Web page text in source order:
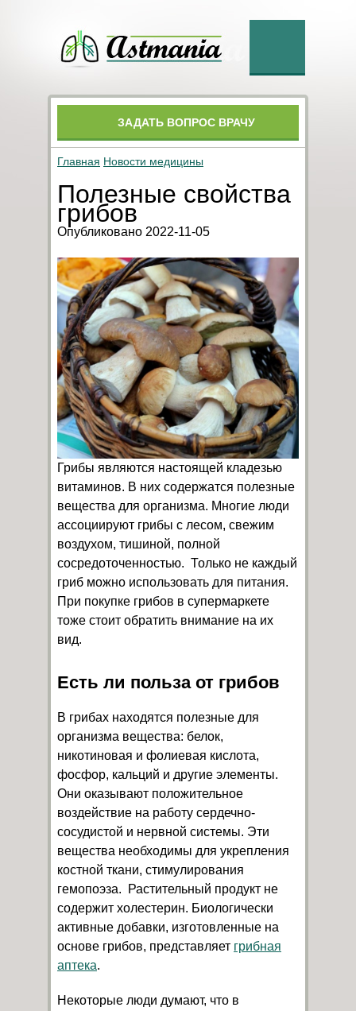
ЗАДАТЬ ВОПРОС ВРАЧУ
Главная Новости медицины
Полезные свойства
грибов
Опубликовано 2022-11-05
Грибы являются настоящей кладезью
витаминов. В них содержатся полезные
вещества для организма. Многие люди
ассоциируют грибы с лесом, свежим
воздухом, тишиной, полной
сосредоточенностью. Только не каждый
гриб можно использовать для питания.
При покупке грибов в супермаркете
тоже стоит обратить внимание на их
вид.
Есть ли польза от грибов
В грибах находятся полезные для
организма вещества: белок,
никотиновая и фолиевая кислота,
фосфор, кальций и другие элементы.
Они оказывают положительное
воздействие на работу сердечно-
сосудистой и нервной системы. Эти
вещества необходимы для укрепления
костной ткани, стимулирования
гемопоэза. Растительный продукт не
содержит холестерин. Биологически
активные добавки, изготовленные на
основе грибов, представляет грибная
аптека.
Некоторые люди думают, что в